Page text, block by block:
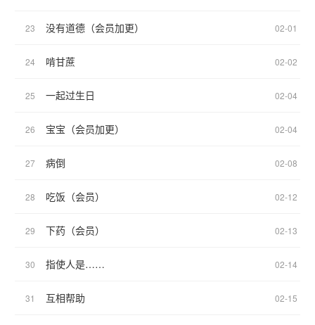
23 没有道德（会员加更） 02-01
24 啃甘蔗 02-02
25 一起过生日 02-04
26 宝宝（会员加更） 02-04
27 病倒 02-08
28 吃饭（会员） 02-12
29 下药（会员） 02-13
30 指使人是…… 02-14
31 互相帮助 02-15